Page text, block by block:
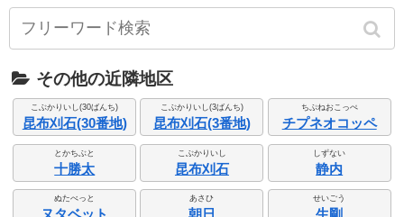
その他の近隣地区
こぶかりいし(30ばんち)
昆布刈石(30番地)
こぶかりいし(3ばんち)
昆布刈石(3番地)
ちぷねおこっぺ
チプネオコッペ
とかちぶと
十勝太
こぶかりいし
昆布刈石
しずない
静内
ぬたべっと あさひ せいごう